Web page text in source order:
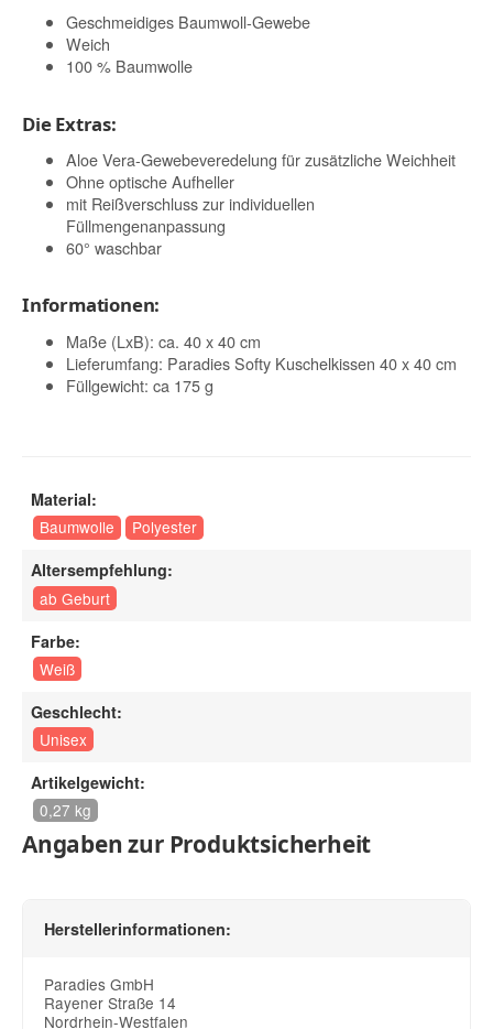
Geschmeidiges Baumwoll-Gewebe
Weich
100 % Baumwolle
Die Extras:
Aloe Vera-Gewebeveredelung für zusätzliche Weichheit
Ohne optische Aufheller
mit Reißverschluss zur individuellen
Füllmengenanpassung
60° waschbar
Informationen:
Maße (LxB): ca. 40 x 40 cm
Lieferumfang: Paradies Softy Kuschelkissen 40 x 40 cm
Füllgewicht: ca 175 g
Material:
Baumwolle
Polyester
Altersempfehlung:
ab Geburt
Farbe:
Weiß
Geschlecht:
Unisex
Artikelgewicht:
0,27 kg
Angaben zur Produktsicherheit
Herstellerinformationen:
Paradies GmbH
Rayener Straße 14
Nordrhein-Westfalen